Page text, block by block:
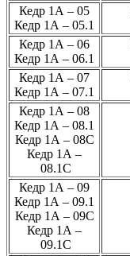
Кедр 1А – 05
Кедр 1А – 05.1
Кедр 1А – 06
Кедр 1А – 06.1
Кедр 1А – 07
Кедр 1А – 07.1
Кедр 1А – 08
Кедр 1А – 08.1
Кедр 1А – 08С
Кедр 1А –
08.1С
Кедр 1А – 09
Кедр 1А – 09.1
Кедр 1А – 09С
Кедр 1А –
09.1С